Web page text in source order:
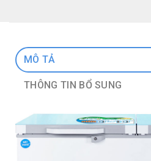
MÔ TẢ
THÔNG TIN BỔ SUNG